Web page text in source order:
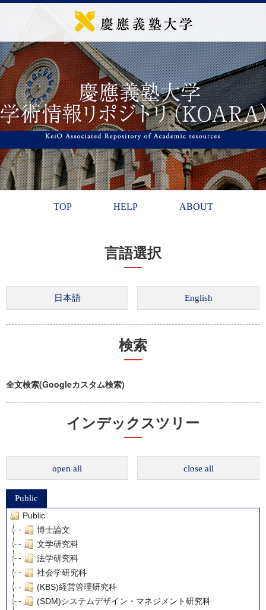
TOP HELP ABOUT
言語選択
検索
全文検索(Googleカスタム検索)
インデックスツリー
open all close all
Public
Public
博士論文
文学研究科
法学研究科
社会学研究科
(KBS)経営管理研究科
(SDM)システムデザイン・マネジメント研究科